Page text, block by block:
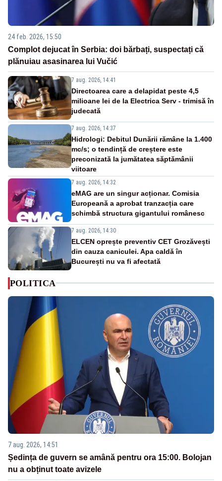
24 feb. 2026, 15:50
Complot dejucat în Serbia: doi bărbați, suspectați că
plănuiau asasinarea lui Vučić
7 aug. 2026, 14:41
Directoarea care a delapidat peste 4,5
milioane lei de la Electrica Serv - trimisă în
judecată
7 aug. 2026, 14:37
Hidrologi: Debitul Dunării rămâne la 1.400
mc/s; o tendință de creștere este
preconizată la jumătatea săptămânii
viitoare
7 aug. 2026, 14:32
eMAG are un singur acționar. Comisia
Europeană a aprobat tranzacția care
schimbă structura gigantului românesc
7 aug. 2026, 14:30
ELCEN oprește preventiv CET Grozăvești
din cauza caniculei. Apa caldă în
București nu va fi afectată
POLITICA
7 aug. 2026, 14:51
Ședința de guvern se amână pentru ora 15:00. Bolojan
nu a obținut toate avizele